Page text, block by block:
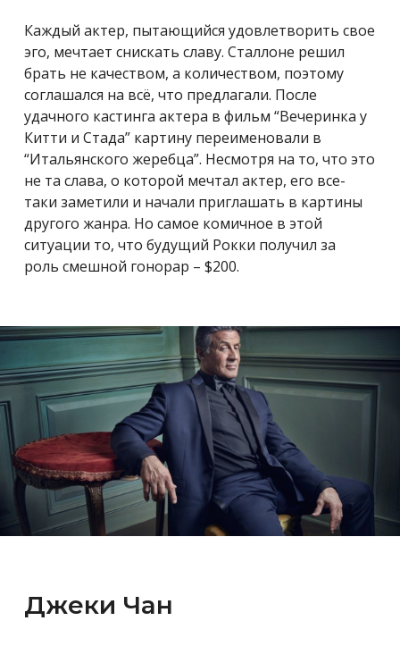
Каждый актер, пытающийся удовлетворить свое
эго, мечтает снискать славу. Сталлоне решил
брать не качеством, а количеством, поэтому
соглашался на всё, что предлагали. После
удачного кастинга актера в фильм “Вечеринка у
Китти и Стада” картину переименовали в
“Итальянского жеребца”. Несмотря на то, что это
не та слава, о которой мечтал актер, его все-
таки заметили и начали приглашать в картины
другого жанра. Но самое комичное в этой
ситуации то, что будущий Рокки получил за
роль смешной гонорар – $200.
Джеки Чан